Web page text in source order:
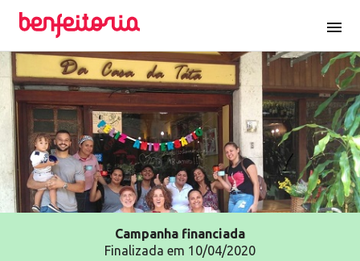
menu
Campanha financiada
Finalizada em 10/04/2020